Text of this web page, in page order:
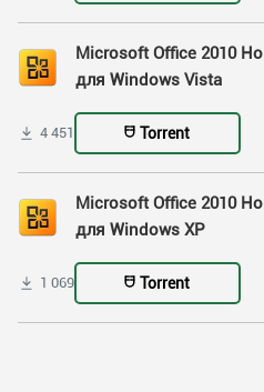
Microsoft Office 2010
для Windows Vista
4 451 Torrent
Microsoft Office 2010
для Windows XP
1 069 Torrent